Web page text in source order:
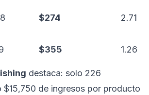
$274 2.71
$355 1.26
destaca: solo 226
$15,750 de ingresos por producto